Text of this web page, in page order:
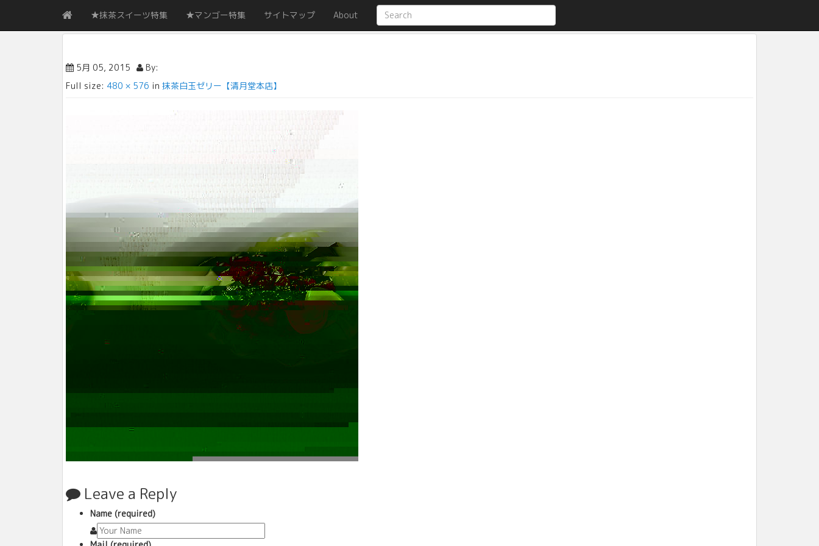
★抹茶スイーツ特集 ★マンゴー特集 サイトマップ About
5月 05, 2015
By:
Full size: 480 × 576 in 抹茶白玉ゼリー【清月堂本店】
Leave a Reply
Name (required)